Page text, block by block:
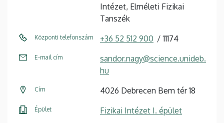
Intézet, Elméleti Fizikai
Tanszék
Központi telefonszám +36 52 512 900 11174
E-mail cím
sandor.nagy@science.unideb.
hu
Cím 4026 Debrecen Bem tér 18
Épület Fizikai Intézet I. épület